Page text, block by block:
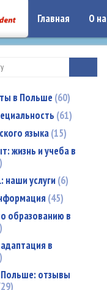
Главная О
в Польше 60
61
языка 15
наши услуги 6
45
29